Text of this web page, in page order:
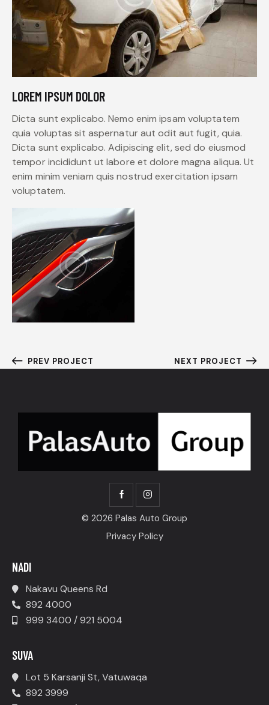
LOREM IPSUM DOLOR
Dicta sunt explicabo. Nemo enim ipsam voluptatem
quia voluptas sit aspernatur aut odit aut fugit, quia.
Dicta sunt explicabo. Adipiscing elit, sed do eiusmod
tempor incididunt ut labore et dolore magna aliqua. Ut
enim minim veniam quis nostrud exercitation ipsam
voluptatem.
PREV PROJECT NEXT PROJECT
© 2026 Palas Auto Group
Privacy Policy
NADI
Nakavu Queens Rd
892 4000
999 3400 / 921 5004
SUVA
Lot 5 Karsanji St, Vatuwaqa
892 3999